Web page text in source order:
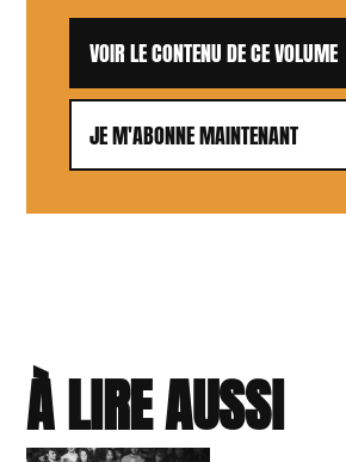
VOIR LE CONTENU DE CE VOLUME
JE M'ABONNE MAINTENANT
À LIRE AUSSI